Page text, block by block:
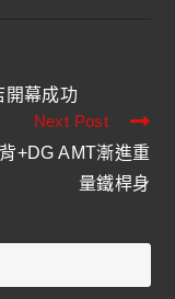
開幕成功
Next Post
+DG AMT漸進重
量鐵桿身